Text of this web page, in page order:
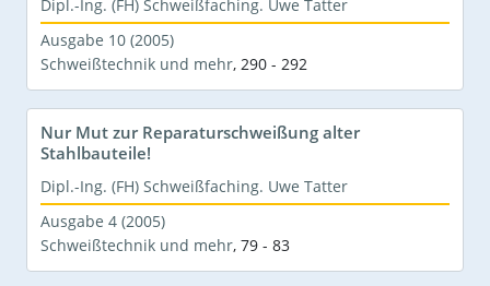
Dipl.-Ing. (FH) Schweißfaching. Uwe Tatter
Ausgabe 10 (2005)
Schweißtechnik und mehr, 290 - 292
Nur Mut zur Reparaturschweißung alter
Stahlbauteile!
Dipl.-Ing. (FH) Schweißfaching. Uwe Tatter
Ausgabe 4 (2005)
Schweißtechnik und mehr, 79 - 83